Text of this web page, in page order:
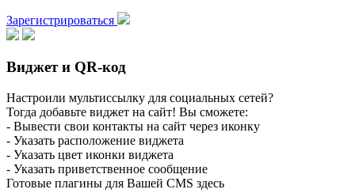
Зарегистрироваться
Виджет и QR-код
Настроили мультиссылку для социальных сетей?
Тогда добавьте виджет на сайт! Вы сможете:
- Вывести свои контакты на сайт через иконку
- Указать расположение виджета
- Указать цвет иконки виджета
- Указать приветственное сообщение
Готовые плагины для Вашей CMS здесь